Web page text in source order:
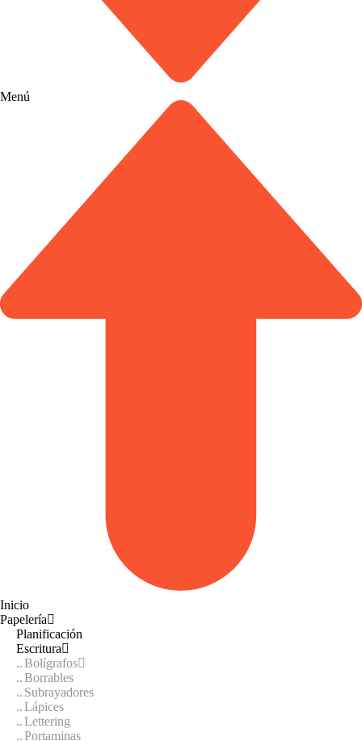
Inicio
Papelería
Planificación
Escritura
Bolígrafos
Borrables
Subrayadores
Lápices
Lettering
Portaminas